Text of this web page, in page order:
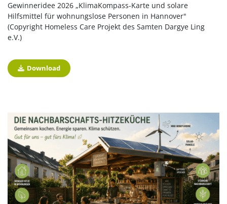
Gewinneridee 2026 „KlimaKompass-Karte und solare
Hilfsmittel für wohnungslose Personen in Hannover"
(Copyright Homeless Care Projekt des Samten Dargye Ling
e.V.)
Download